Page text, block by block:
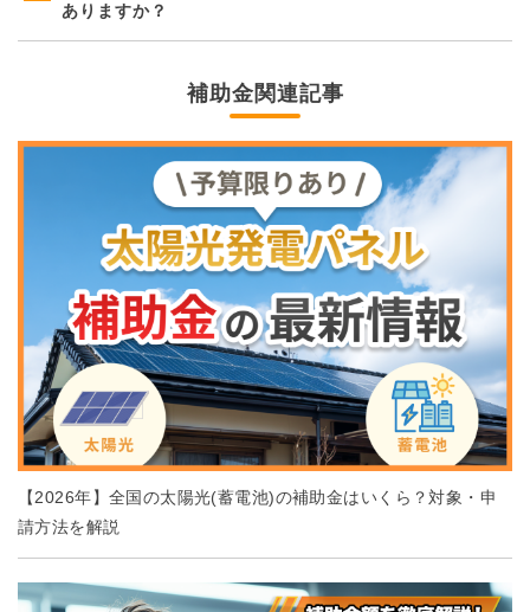
ありますか？
補助金関連記事
【2026年】全国の太陽光(蓄電池)の補助金はいくら？対象・申
請方法を解説